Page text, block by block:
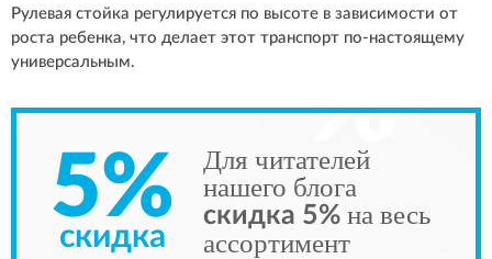
Рулевая стойка регулируется по высоте в зависимости от
роста ребенка, что делает этот транспорт по-настоящему
универсальным.
5%
скидка
Для читателей
нашего блога
скидка 5% на весь
ассортимент